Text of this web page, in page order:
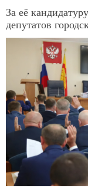
За её
депутатов